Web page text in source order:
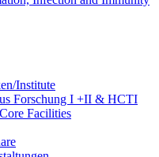
Institute
Forschung I +II & HCTI
Facilities